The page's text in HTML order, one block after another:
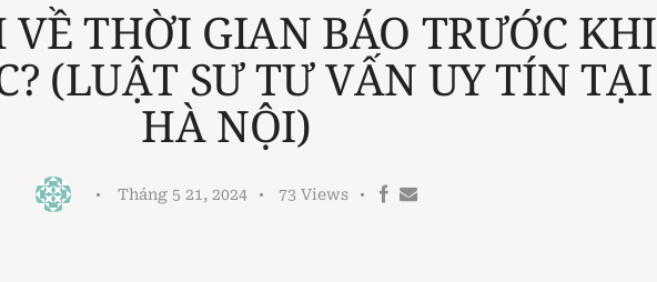
THỜI GIAN BÁO TRƯỚC KHI
(LUẬT SƯ TƯ VẤN UY TÍN TẠI
HÀ NỘI)
Tháng 5 21, 2024 73 Views